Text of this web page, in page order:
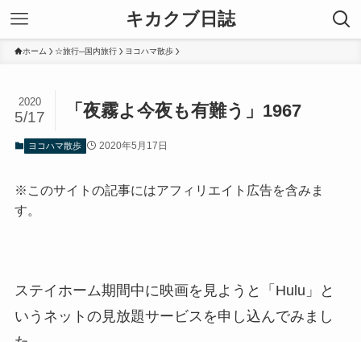
キカクブ日誌
ホーム ☆旅行─国内旅行 ヨコハマ散歩
「夜霧よ今夜も有難う」1967
2020
5/17
ヨコハマ散歩 2020年5月17日
※このサイトの記事にはアフィリエイト広告を含みま
す。
ステイホーム期間中に映画を見ようと「Hulu」と
いうネットの見放題サービスを申し込んでみまし